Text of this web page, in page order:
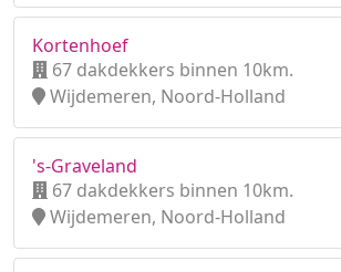
Kortenhoef
67 dakdekkers binnen 10km.
Wijdemeren, Noord-Holland
's-Graveland
67 dakdekkers binnen 10km.
Wijdemeren, Noord-Holland